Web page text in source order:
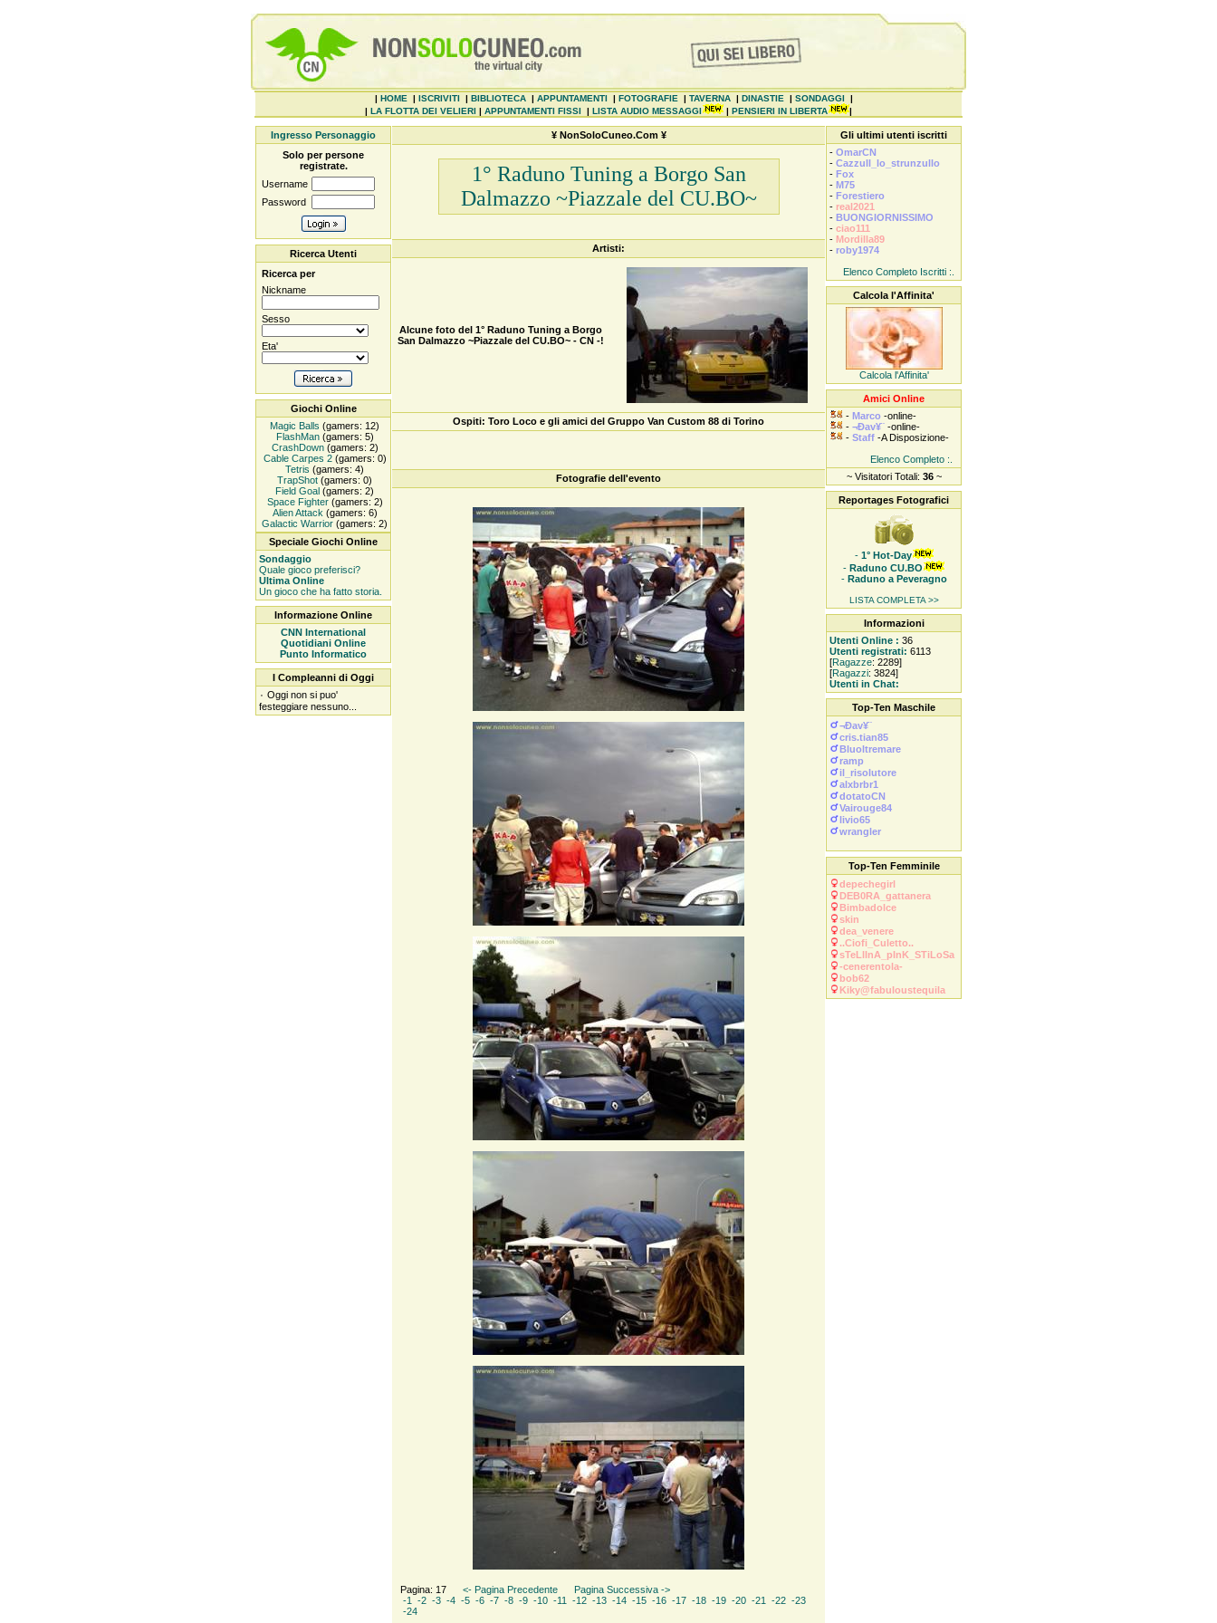
| HOME | ISCRIVITI| BIBLIOTECA| APPUNTAMENTI| FOTOGRAFIE | TAVERNA| DINASTIE | SONDAGGI|
| LA FLOTTA DEI VELIERI | APPUNTAMENTI FISSI | LISTA AUDIO MESSAGGI | PENSIERI IN LIBERTA |
Ingresso Personaggio
Solo per persone
registrate.
Username
Password
Ricerca Utenti
Ricerca per
Nickname
Sesso
Eta'
Giochi Online
Magic Balls (gamers: 12)
FlashMan(gamers: 5)
CrashDown(gamers: 2)
Cable Carpes 2(gamers: 0)
Tetris (gamers: 4)
TrapShot (gamers: 0)
Field Goal (gamers: 2)
Space Fighter(gamers: 2)
Alien Attack (gamers: 6)
Galactic Warrior (gamers: 2)
Speciale Giochi Online
Sondaggio
Quale gioco preferisci?
Ultima Online
Un gioco che ha fatto storia.
Informazione Online
CNN International
Quotidiani Online
Punto Informatico
I Compleanni di Oggi
۰ Oggi non si puo'
festeggiare nessuno...
¥ NonSoloCuneo.Com ¥
1° Raduno Tuning a Borgo San
Dalmazzo ~Piazzale del CU.BO~
Artisti:
Alcune foto del 1° Raduno Tuning a Borgo
San Dalmazzo ~Piazzale del CU.BO~ - CN -!
Ospiti: Toro Loco e gli amici del Gruppo Van Custom 88 di Torino
Fotografie dell'evento
Pagina: 17 <- Pagina Precedente
Pagina Successiva ->
-1
-2 -3 -4 -5 -6 -7 -8 -9 -10 -11 -12 -13 -14 -15 -16 -17 -18 -19 -20 -21 -22 -23
-24
Gli ultimi utenti iscritti
- OmarCN
- Cazzull_lo_strunzullo
- Fox
- M75
- Forestiero
- real2021
- BUONGIORNISSIMO
- ciao111
- Mordilla89
- roby1974
Elenco Completo Iscritti :.
Calcola l'Affinita'
Calcola l'Affinita'
Amici Online
- Marco -online-
- ¬Ðav¥¨ -online-
- Staff -A Disposizione-
Elenco Completo :.
~ Visitatori Totali: 36~
Reportages Fotografici
- 1° Hot-Day
- Raduno CU.BO
- Raduno a Peveragno
LISTA COMPLETA >>
Informazioni
Utenti Online : 36
Utenti registrati: 6113
[Ragazze: 2289]
[Ragazzi: 3824]
Utenti in Chat:
Top-Ten Maschile
¬Ðav¥¨
cris.tian85
Bluoltremare
ramp
il_risolutore
alxbrbr1
dotatoCN
Vairouge84
livio65
wrangler
Top-Ten Femminile
depechegirl
DEB0RA_gattanera
Bimbadolce
skin
dea_venere
..Ciofi_Culetto..
sTeLlInA_pInK_STiLoSa
-cenerentola-
bob62
Kiky@fabuloustequila